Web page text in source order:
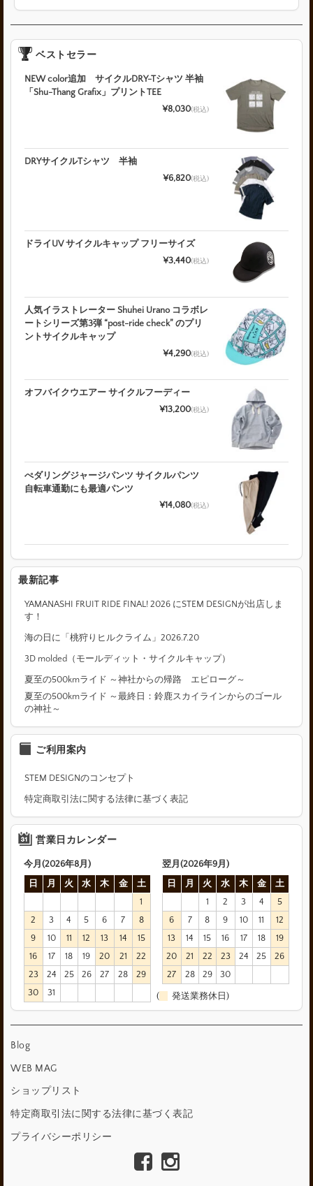
ベストセラー
NEW color追加 サイクルDRY-Tシャツ 半袖
「Shu-Thang Grafix」プリントTEE
¥8,030(税込)
DRYサイクルTシャツ 半袖
¥6,820(税込)
ドライUV サイクルキャップ フリーサイズ
¥3,440(税込)
人気イラストレーター Shuhei Urano コラボレ
ートシリーズ第3弾 “post-ride check” のプリ
ントサイクルキャップ
¥4,290(税込)
オフバイクウエアー サイクルフーディー
¥13,200(税込)
ぺダリングジャージパンツ サイクルパンツ
自転車通勤にも最適パンツ
¥14,080(税込)
最新記事
YAMANASHI FRUIT RIDE FINAL! 2026 にSTEM DESIGNが出店しま
す！
海の日に「桃狩りヒルクライム」2026.7.20
3D molded（モールディット・サイクルキャップ）
夏至の500kmライド ～神社からの帰路 エピローグ～
夏至の500kmライド ～最終日：鈴鹿スカイラインからのゴール
の神社～
ご利用案内
STEM DESIGNのコンセプト
特定商取引法に関する法律に基づく表記
営業日カレンダー
今月(2026年8月)
日
月 火 水 木 金
土
1
2
3 4 5 6 7
8
9
10 11 12 13 14
15
16
17 18 19 20 21
22
23
24 25 26 27 28
29
30
31
翌月(2026年9月)
日
月 火 水 木 金
土
1
2 3 4
5
6
7 8 9 10 11
12
13
14 15 16 17 18
19
20
21 22 23 24 25
26
27
28 29 30
( 発送業務休日)
Blog
WEB MAG
ショップリスト
特定商取引法に関する法律に基づく表記
プライバシーポリシー